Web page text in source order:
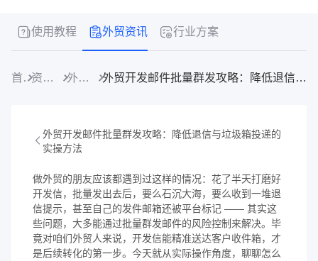
使用教程 外贸资讯 行业方案
首页 资源中心 外贸资讯 外贸开发邮件批量群发攻略：降低退信与垃圾箱投递的实操方法
外贸开发邮件批量群发攻略：降低退信与垃圾箱投递的
实操方法
做外贸的朋友应该都遇到过这样的情况：花了半天打磨好
开发信，批量发出去后，要么石沉大海，要么收到一堆退
信提示，甚至自己的发件邮箱还被平台标记 —— 其实这
些问题，大多能通过批量群发邮件的风险控制来解决。毕
竟对咱们外贸人来说，开发信能精准送达客户收件箱，才
是后续转化的第一步。今天就从实际操作角度，聊聊怎么